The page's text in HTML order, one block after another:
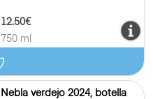
12.50€
750 ml
Nebla verdejo 2024, botella